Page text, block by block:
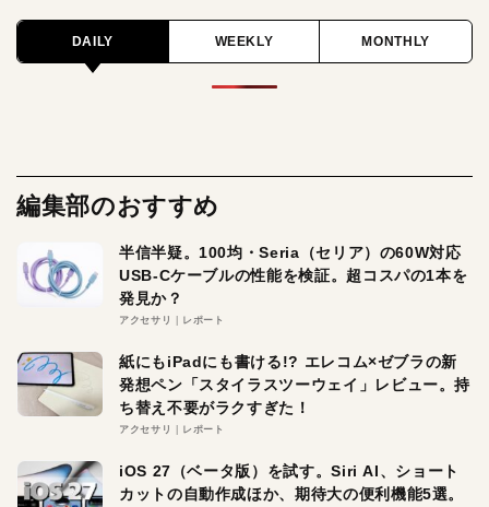
DAILY WEEKLY MONTHLY
編集部のおすすめ
半信半疑。100均・Seria（セリア）の60W対応
USB-Cケーブルの性能を検証。超コスパの1本を
発見か？
アクセサリ レポート
紙にもiPadにも書ける!? エレコム×ゼブラの新
発想ペン「スタイラスツーウェイ」レビュー。持
ち替え不要がラクすぎた！
アクセサリ レポート
iOS 27（ベータ版）を試す。Siri AI、ショート
カットの自動作成ほか、期待大の便利機能5選。